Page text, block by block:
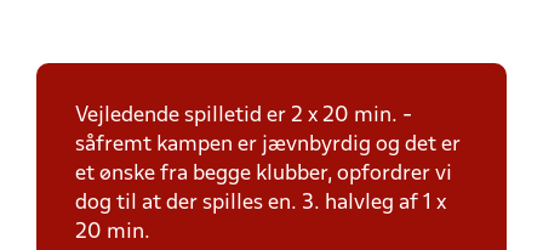
Vejledende spilletid er 2 x 20 min. -
såfremt kampen er jævnbyrdig og det er
et ønske fra begge klubber, opfordrer vi
dog til at der spilles en. 3. halvleg af 1 x
20 min.